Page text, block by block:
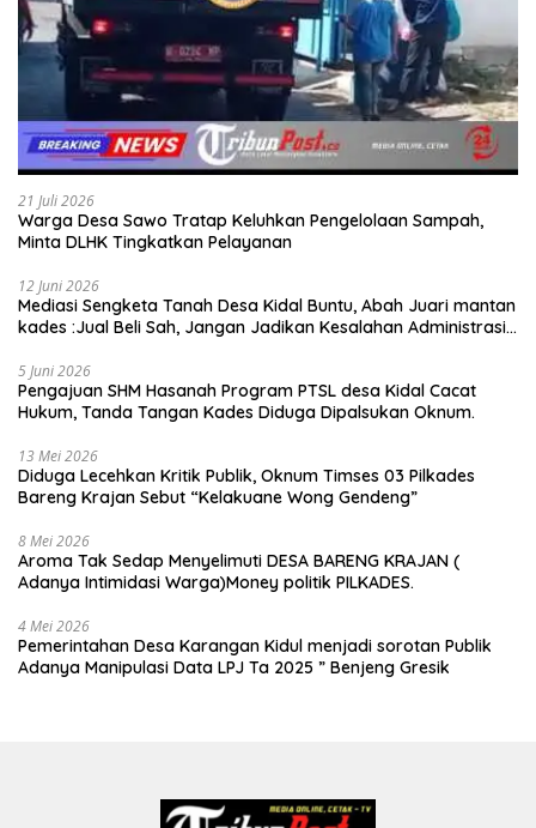
21 Juli 2026
Warga Desa Sawo Tratap Keluhkan Pengelolaan Sampah,
Minta DLHK Tingkatkan Pelayanan
12 Juni 2026
Mediasi Sengketa Tanah Desa Kidal Buntu, Abah Juari mantan
kades :Jual Beli Sah, Jangan Jadikan Kesalahan Administrasi
5 Juni 2026
Pengajuan SHM Hasanah Program PTSL desa Kidal Cacat
Hukum, Tanda Tangan Kades Diduga Dipalsukan Oknum.
13 Mei 2026
Diduga Lecehkan Kritik Publik, Oknum Timses 03 Pilkades
Bareng Krajan Sebut “Kelakuane Wong Gendeng”
8 Mei 2026
Aroma Tak Sedap Menyelimuti DESA BARENG KRAJAN (
Adanya Intimidasi Warga)Money politik PILKADES.
4 Mei 2026
Pemerintahan Desa Karangan Kidul menjadi sorotan Publik
Adanya Manipulasi Data LPJ Ta 2025 ” Benjeng Gresik